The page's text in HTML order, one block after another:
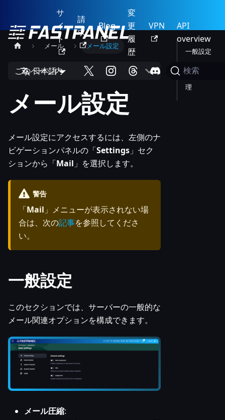
サ
イ
ト
請
求
Blog
変
更
履
歴
VPN
API
overview
日本語 検索
メール メール設定
このページ内
メール設定
メール設定にアクセスするには、左側のナ
ビゲーションパネルの「Settings 」セク
ションから「Mail 」を選択します。
警告
「Mail 」メニューが表示されない場
合は、次の記事を参照してくださ
い。
一般設定
このセクションでは、サーバーの一般的な
メール関連オプションを構成できます。
メール圧縮:
一般設定
ブラック
リスト管
理